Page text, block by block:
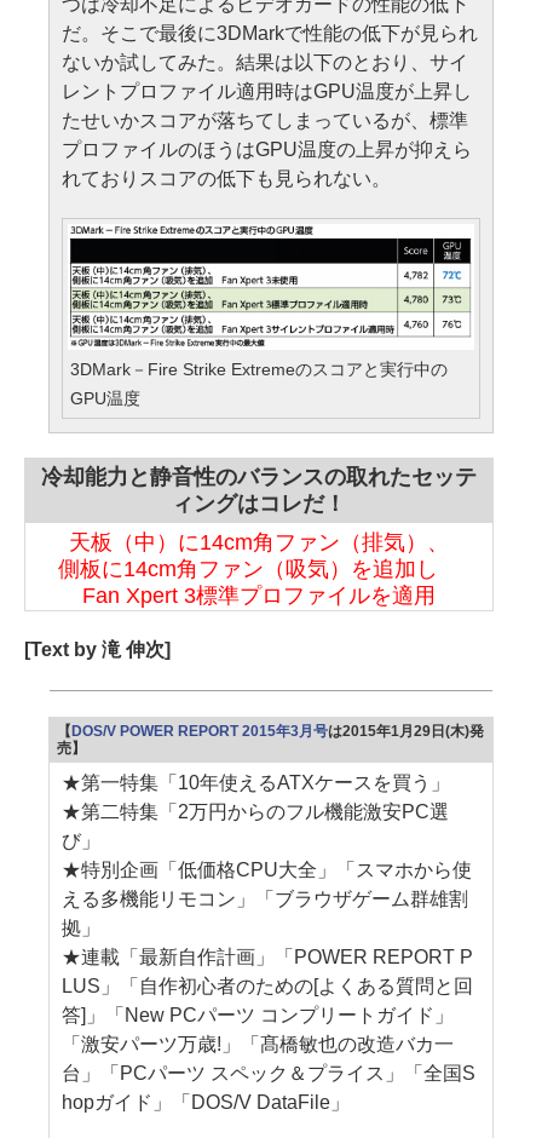
だ。そこで最後に3DMarkで性能の低下が見られ
ないか試してみた。結果は以下のとおり、サイ
レントプロファイル適用時はGPU温度が上昇し
たせいかスコアが落ちてしまっているが、標準
プロファイルのほうはGPU温度の上昇が抑えら
れておりスコアの低下も見られない。
3DMark－Fire Strike Extremeのスコアと実行中の
GPU温度
冷却能力と静音性のバランスの取れたセッテ
ィングはコレだ！
天板（中）に14cm角ファン（排気）、
側板に14cm角ファン（吸気）を追加し
Fan Xpert 3標準プロファイルを適用
[Text by 滝 伸次]
【 DOS/V POWER REPORT 2015年3月号は2015年1月29日(木)発
売】
★第一特集「10年使えるATXケースを買う」
★第二特集「2万円からのフル機能激安PC選
び」
★特別企画「低価格CPU大全」「スマホから使
える多機能リモコン」「ブラウザゲーム群雄割
拠」
★連載「最新自作計画」「POWER REPORT P
LUS」「自作初心者のための[よくある質問と回
答]」「New PCパーツ コンプリートガイド」
「激安パーツ万歳!」「髙橋敏也の改造バカ一
台」「PCパーツ スペック＆プライス」「全国S
hopガイド」「DOS/V DataFile」